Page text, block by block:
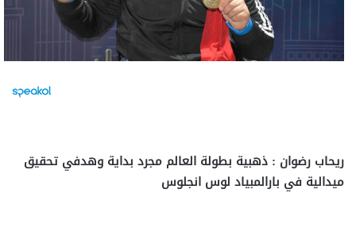
ريحاب رضوان : ذهبية بطولة العالم مجرد بداية وهدفي تحقيق
ميدالية في بارالمبياد لوس انجلوس